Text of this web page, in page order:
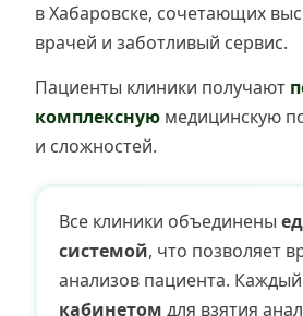
в Хабаровске, сочетающих
врачей и заботливый сервис.
Пациенты клиники получают
комплексную медицинскую
и сложностей.
Все клиники объединены
системой, что позволяет
анализов пациента.
кабинетом для взятия